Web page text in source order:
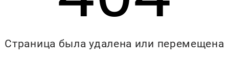
Страница была удалена или перемещена